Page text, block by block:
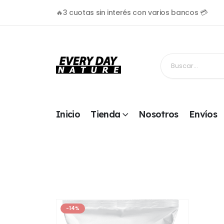
🔥3 cuotas sin interés con varios bancos 💳
Inicio Tienda Nosotros Envíos
-14%